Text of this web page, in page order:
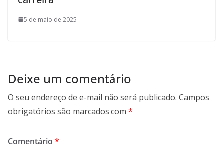
5 de maio de 2025
Deixe um comentário
O seu endereço de e-mail não será publicado. Campos
obrigatórios são marcados com *
Comentário *